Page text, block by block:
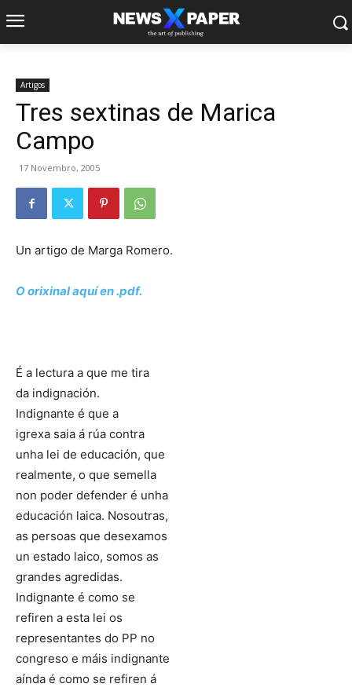
Artigos
Tres sextinas de Marica
Campo
17 Novembro, 2005
Un artigo de Marga Romero.
O orixinal aquí en .pdf.
É a lectura a que me tira
da indignación.
Indignante é que a
igrexa saia á rúa contra
unha lei de educación, que
realmente, o que semella
non poder defender é unha
educación laica. Nosoutras,
as persoas que desexamos
un estado laico, somos as
grandes agredidas.
Indignante é como se
refiren a esta lei os
representantes do PP no
congreso e máis indignante
aínda é como se refiren á